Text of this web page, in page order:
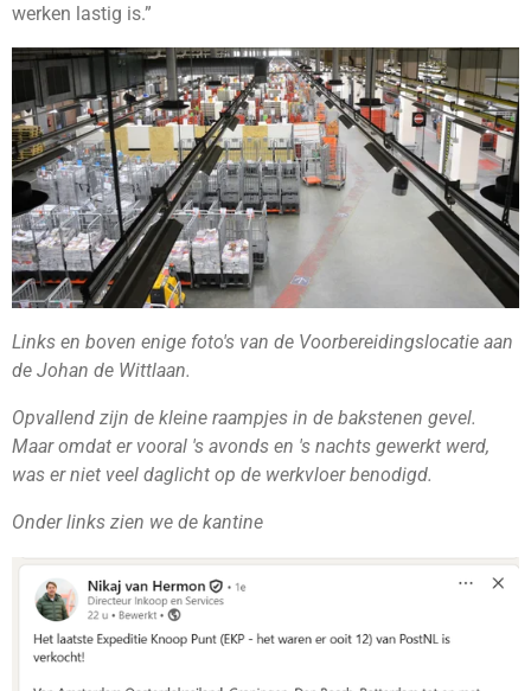
werken lastig is.”
Links en boven enige foto's van de Voorbereidingslocatie aan
de Johan de Wittlaan.
Opvallend zijn de kleine raampjes in de bakstenen gevel.
Maar omdat er vooral 's avonds en 's nachts gewerkt werd,
was er niet veel daglicht op de werkvloer benodigd.
Onder links zien we de kantine